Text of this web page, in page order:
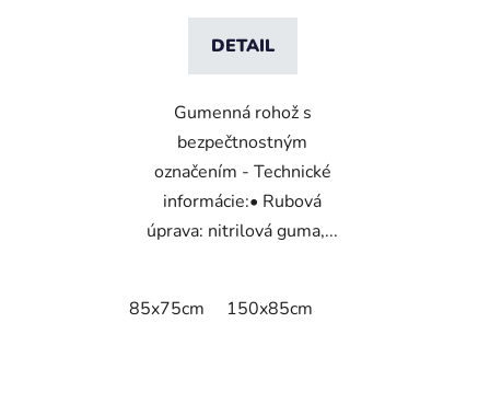
DETAIL
Gumenná rohož s
bezpečtnostným
označením - Technické
informácie:• Rubová
úprava: nitrilová guma,...
85x75cm 150x85cm